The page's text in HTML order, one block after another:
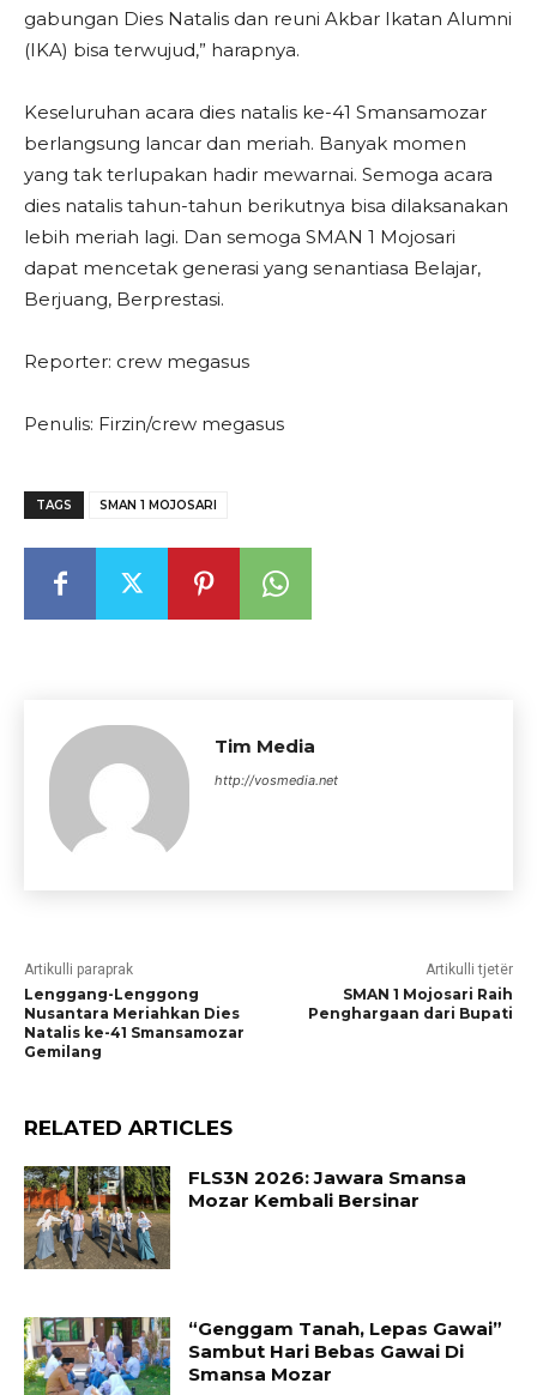
gabungan Dies Natalis dan reuni Akbar Ikatan Alumni
(IKA) bisa terwujud,” harapnya.
Keseluruhan acara dies natalis ke-41 Smansamozar
berlangsung lancar dan meriah. Banyak momen
yang tak terlupakan hadir mewarnai. Semoga acara
dies natalis tahun-tahun berikutnya bisa dilaksanakan
lebih meriah lagi. Dan semoga SMAN 1 Mojosari
dapat mencetak generasi yang senantiasa Belajar,
Berjuang, Berprestasi.
Reporter: crew megasus
Penulis: Firzin/crew megasus
TAGS SMAN 1 MOJOSARI
Tim Media
http://vosmedia.net
Artikulli paraprak
Lenggang-Lenggong
Nusantara Meriahkan Dies
Natalis ke-41 Smansamozar
Gemilang
Artikulli tjetër
SMAN 1 Mojosari Raih
Penghargaan dari Bupati
RELATED ARTICLES
FLS3N 2026: Jawara Smansa
Mozar Kembali Bersinar
“Genggam Tanah, Lepas Gawai”
Sambut Hari Bebas Gawai Di
Smansa Mozar